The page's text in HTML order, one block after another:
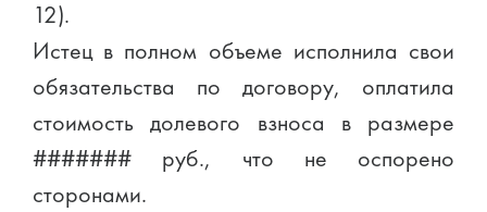
12).
Истец в полном объеме исполнила свои
обязательства по договору, оплатила
стоимость долевого взноса в размере
####### руб., что не оспорено
сторонами.